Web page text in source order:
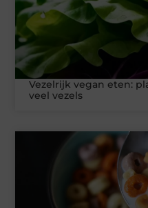
Vezelrijk vegan eten:
veel vezels